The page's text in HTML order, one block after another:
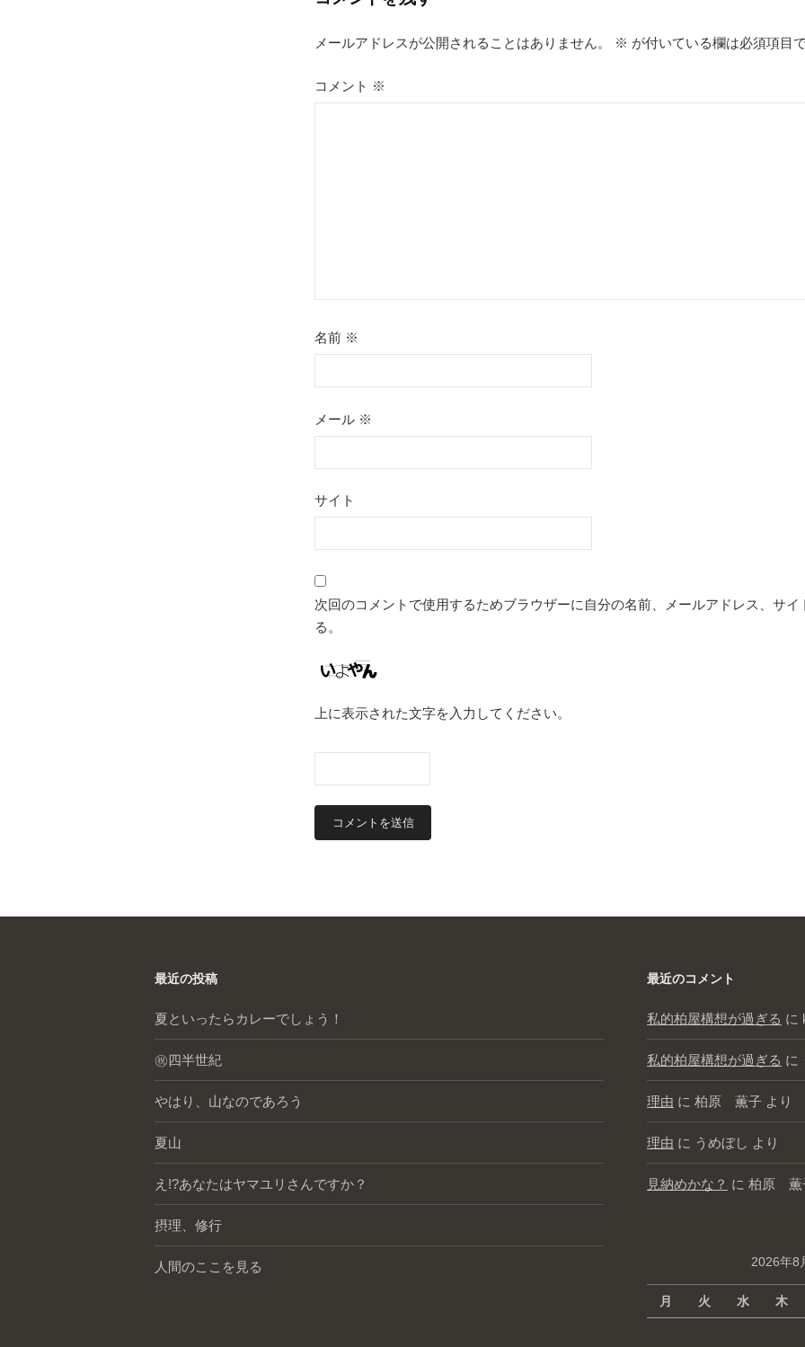
ビ
ゲ
ー
メールアドレスが公開されることはありません。 ※ が付いている欄は必須項目
コメント ※
名前 ※
メール ※
サイト
次回のコメントで使用するためブラウザーに自分の名前、メールアドレス、サイ
る。
上に表示された文字を入力してください。
最近の投稿
夏といったらカレーでしょう！
㊗️四半世紀
やはり、山なのであろう
夏山
え!?あなたはヤマユリさんですか？
摂理、修行
人間のここを見る
最近のコメント
私的柏屋構想が過ぎる に
私的柏屋構想が過ぎる に
理由 に 柏原 薫子 より
理由 に うめぼし より
見納めかな？ に 柏原 薫
2026年8
月 火 水 木